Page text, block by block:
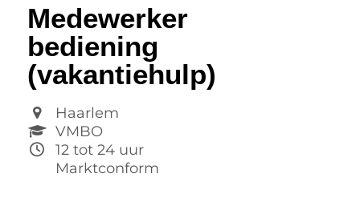
Medewerker
bediening
(vakantiehulp)
Haarlem
VMBO
12 tot 24 uur
Marktconform